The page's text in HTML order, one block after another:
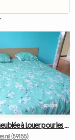
Chambre Meublée à Louer pour les étudiants photos et vidéo
(59155)